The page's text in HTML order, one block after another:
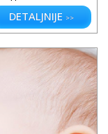
помоћ одојчади
DETALJNIJE >>